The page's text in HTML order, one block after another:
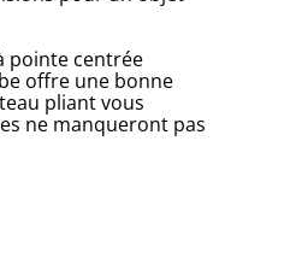
pointe centrée
offre une bonne
pliant vous
ne manqueront pas